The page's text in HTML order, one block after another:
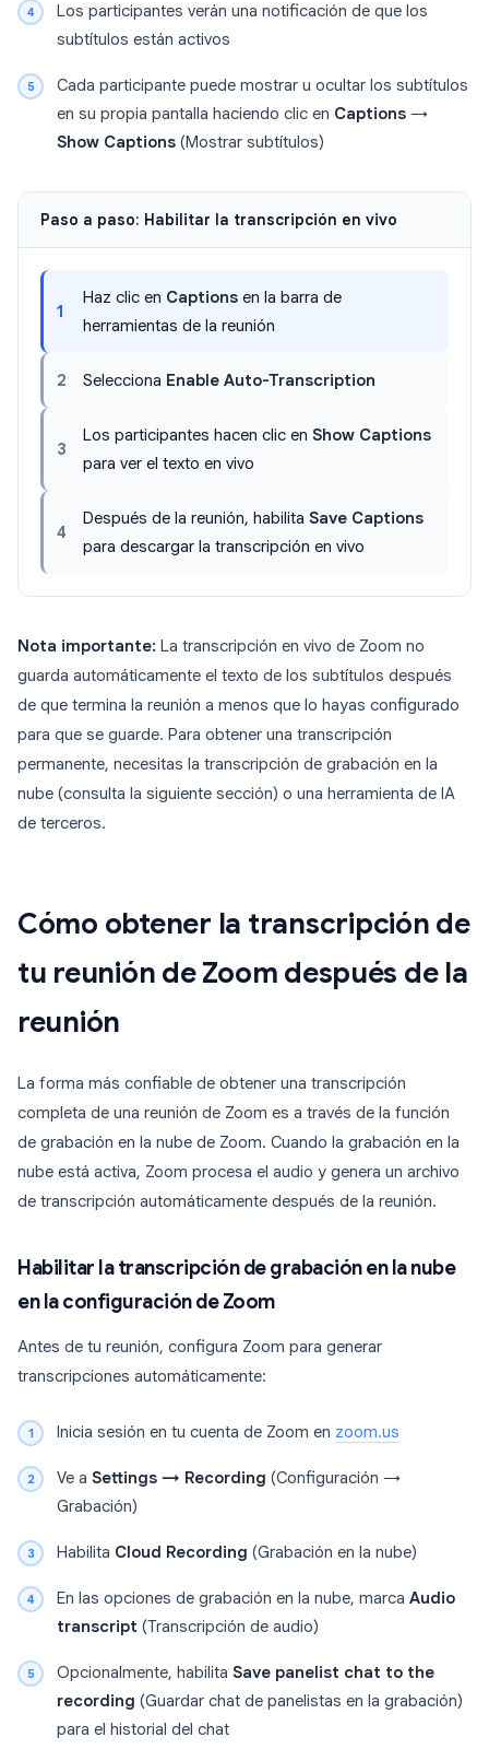
Los participantes verán una notificación de que los
subtítulos están activos
Cada participante puede mostrar u ocultar los subtítulos
en su propia pantalla haciendo clic en Captions →
Show Captions (Mostrar subtítulos)
Paso a paso: Habilitar la transcripción en vivo
1
Haz clic en Captions en la barra de
herramientas de la reunión
2 Selecciona Enable Auto-Transcription
3
Los participantes hacen clic en Show Captions
para ver el texto en vivo
4
Después de la reunión, habilita Save Captions
para descargar la transcripción en vivo
Nota importante: La transcripción en vivo de Zoom no
guarda automáticamente el texto de los subtítulos después
de que termina la reunión a menos que lo hayas configurado
para que se guarde. Para obtener una transcripción
permanente, necesitas la transcripción de grabación en la
nube (consulta la siguiente sección) o una herramienta de IA
de terceros.
Cómo obtener la transcripción de
tu reunión de Zoom después de la
reunión
La forma más confiable de obtener una transcripción
completa de una reunión de Zoom es a través de la función
de grabación en la nube de Zoom. Cuando la grabación en la
nube está activa, Zoom procesa el audio y genera un archivo
de transcripción automáticamente después de la reunión.
Habilitar la transcripción de grabación en la nube
en la configuración de Zoom
Antes de tu reunión, configura Zoom para generar
transcripciones automáticamente:
Inicia sesión en tu cuenta de Zoom en zoom.us
Ve a Settings → Recording (Configuración →
Grabación)
Habilita Cloud Recording (Grabación en la nube)
En las opciones de grabación en la nube, marca Audio
transcript (Transcripción de audio)
Opcionalmente, habilita Save panelist chat to the
recording (Guardar chat de panelistas en la grabación)
para el historial del chat